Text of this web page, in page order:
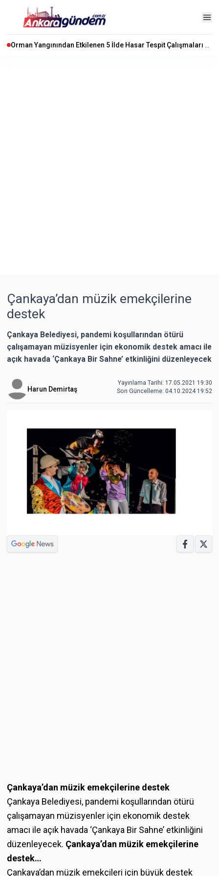
Çankaya’dan müzik emekçilerine
destek
Çankaya Belediyesi, pandemi koşullarından ötürü
çalışamayan müzisyenler için ekonomik destek amacı ile
açık havada ‘Çankaya Bir Sahne’ etkinliğini düzenleyecek
Harun Demirtaş
Yayınlama Tarihi: 17.05.2021 19:30
Son Güncelleme: 04.10.2024 19:52
Çankaya’dan müzik emekçilerine destek
Çankaya Belediyesi, pandemi koşullarından ötürü
çalışamayan müzisyenler için ekonomik destek
amacı ile açık havada ‘Çankaya Bir Sahne’ etkinliğini
düzenleyecek. Çankaya’dan müzik emekçilerine
destek…
Çankaya’dan müzik emekçileri için büyük destek